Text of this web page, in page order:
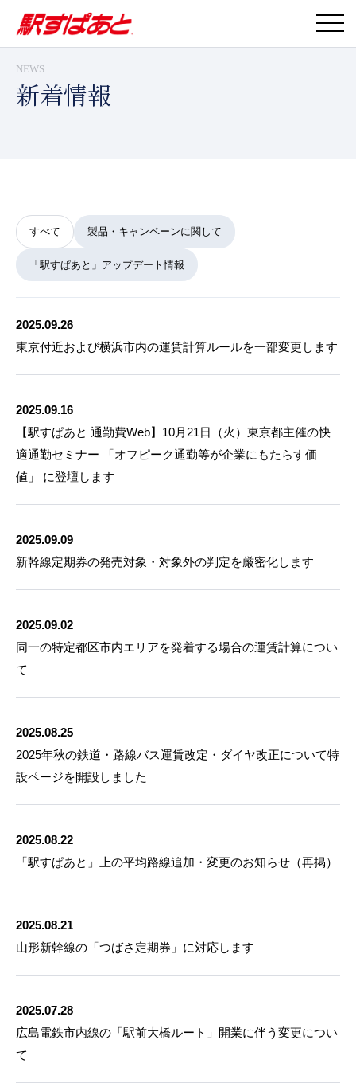
NEWS
新着情報
すべて 製品・キャンペーンに関して
「駅すぱあと」アップデート情報
2025.09.26
東京付近および横浜市内の運賃計算ルールを一部変更します
2025.09.16
【駅すぱあと 通勤費Web】10月21日（火）東京都主催の快
適通勤セミナー 「オフピーク通勤等が企業にもたらす価
値」 に登壇します
2025.09.09
新幹線定期券の発売対象・対象外の判定を厳密化します
2025.09.02
同一の特定都区市内エリアを発着する場合の運賃計算につい
て
2025.08.25
2025年秋の鉄道・路線バス運賃改定・ダイヤ改正について特
設ページを開設しました
2025.08.22
「駅すぱあと」上の平均路線追加・変更のお知らせ（再掲）
2025.08.21
山形新幹線の「つばさ定期券」に対応します
2025.07.28
広島電鉄市内線の「駅前大橋ルート」開業に伴う変更につい
て